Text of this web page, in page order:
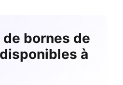
bornes de
à